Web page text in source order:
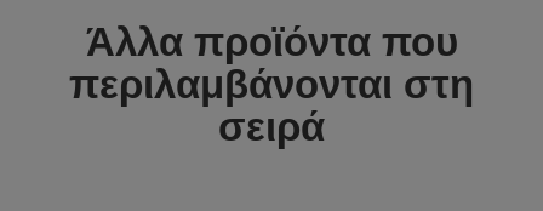
Άλλα προϊόντα που
περιλαμβάνονται στη
σειρά